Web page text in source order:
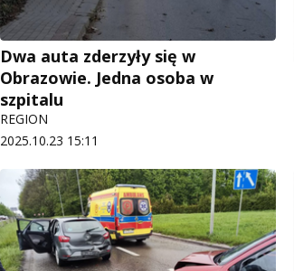
Dwa auta zderzyły się w
Obrazowie. Jedna osoba w
szpitalu
REGION
2025.10.23 15:11